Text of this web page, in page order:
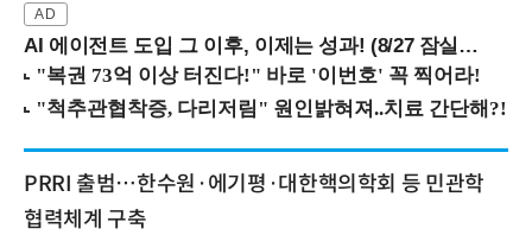
AI 에이전트 도입 그 이후, 이제는 성과! (8/27 잠실역)
PRRI 출범…한수원·에기평·대한핵의학회 등 민관학
협력체계 구축